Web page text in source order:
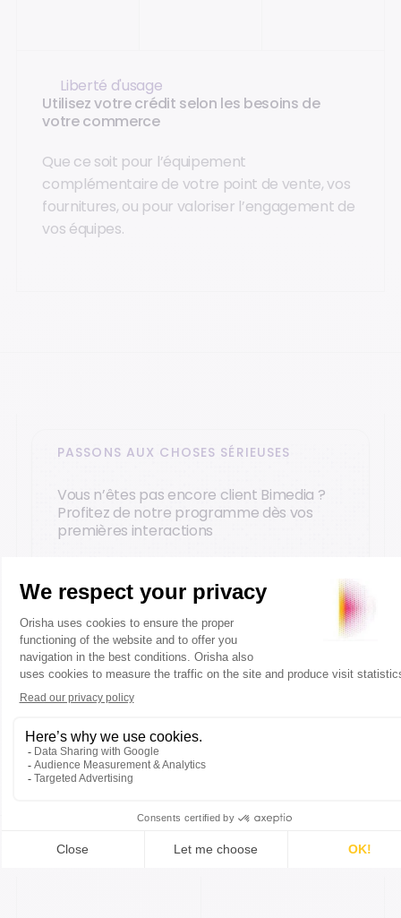
Liberté d'usage
Utilisez votre crédit selon les besoins de
votre commerce
Que ce soit pour l’équipement
complémentaire de votre point de vente, vos
fournitures, ou pour valoriser l’engagement de
vos équipes.
PASSONS AUX CHOSES SÉRIEUSES
Vous n’êtes pas encore client Bimedia ?
Profitez de notre programme dès vos
premières interactions
Je demande une démo